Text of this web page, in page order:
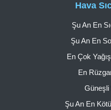
Hava
Şu An En
Şu An En
En Çok
En
Güneşli
Şu An En